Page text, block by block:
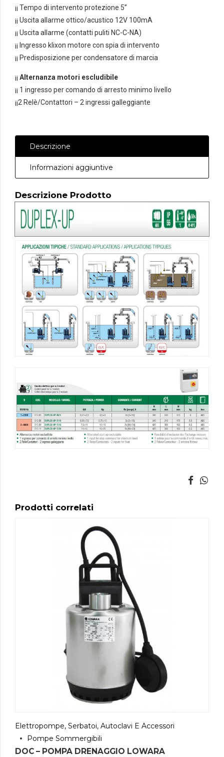
¡¡ Tempo di intervento protezione 5”
¡¡ Uscita allarme ottico/acustico 12V 100mA
¡¡ Uscita allarme (contatti puliti NC-C-NA)
¡¡ Ingresso klixon motore con spia di intervento
¡¡ Predisposizione per condensatore di marcia
¡¡ Alternanza motori escludibile
¡¡ 1 ingresso per comando di arresto minimo livello
¡¡2 Relè/Contattori – 2 ingressi galleggiante
Descrizione
Informazioni aggiuntive
Descrizione Prodotto
Prodotti correlati
Elettropompe, Serbatoi, Autoclavi E Accessori
Pompe Sommergibili
DOC – POMPA DRENAGGIO LOWARA